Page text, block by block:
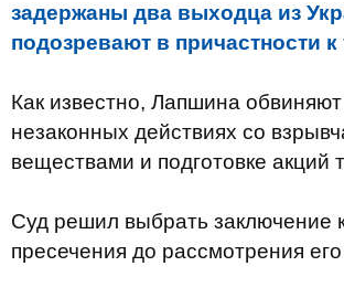
задержаны два выходца из
подозревают в причастности к
Как известно, Лапшина
незаконных действиях со
веществами и подготовке акций
Суд решил выбрать заключение
пресечения до рассмотрения